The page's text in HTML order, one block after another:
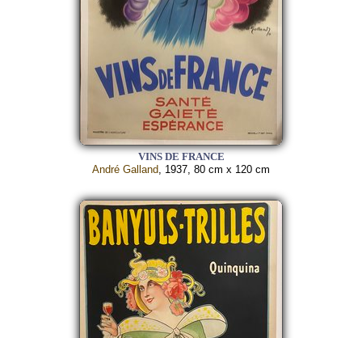
VINS DE FRANCE
André Galland , 1937, 80 cm x 120 cm